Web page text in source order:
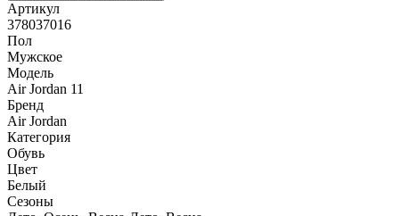
Артикул
378037016
Пол
Мужское
Модель
Air Jordan 11
Бренд
Air Jordan
Категория
Обувь
Цвет
Белый
Сезоны